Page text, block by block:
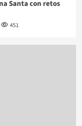
Santa con retos
451